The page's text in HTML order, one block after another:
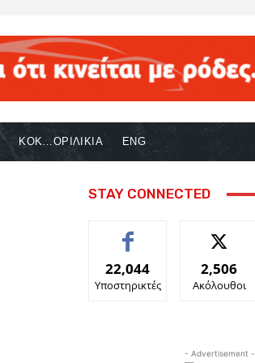
ΚΟΚ…ΟΡΙΛΙΚΙΑ ENG
STAY CONNECTED
22,044
Υποστηρικτές
2,506
Ακόλουθοι
- Advertisement -